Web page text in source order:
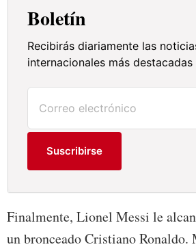
Boletín
Recibirás diariamente las
internacionales más destacadas
Suscribirse
Finalmente, Lionel Messi le
un bronceado Cristiano